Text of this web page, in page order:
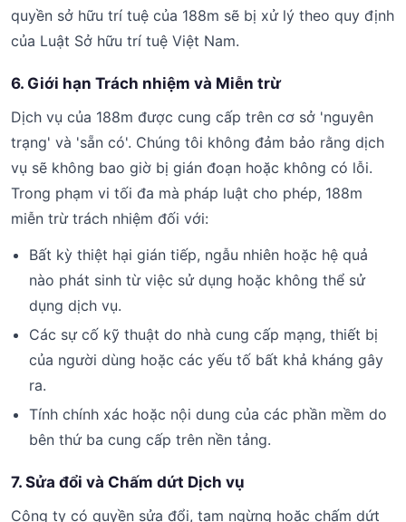
quyền sở hữu trí tuệ của 188m sẽ bị xử lý theo quy định
của Luật Sở hữu trí tuệ Việt Nam.
6. Giới hạn Trách nhiệm và Miễn trừ
Dịch vụ của 188m được cung cấp trên cơ sở 'nguyên
trạng' và 'sẵn có'. Chúng tôi không đảm bảo rằng dịch
vụ sẽ không bao giờ bị gián đoạn hoặc không có lỗi.
Trong phạm vi tối đa mà pháp luật cho phép, 188m
miễn trừ trách nhiệm đối với:
Bất kỳ thiệt hại gián tiếp, ngẫu nhiên hoặc hệ quả
nào phát sinh từ việc sử dụng hoặc không thể sử
dụng dịch vụ.
Các sự cố kỹ thuật do nhà cung cấp mạng, thiết bị
của người dùng hoặc các yếu tố bất khả kháng gây
ra.
Tính chính xác hoặc nội dung của các phần mềm do
bên thứ ba cung cấp trên nền tảng.
7. Sửa đổi và Chấm dứt Dịch vụ
Công ty có quyền sửa đổi, tạm ngừng hoặc chấm dứt